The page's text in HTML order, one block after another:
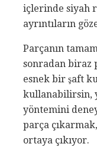
içlerinde siyah
ayrıntıların
Parçanın
sonradan biraz
esnek bir şaft
kullanabilirsin,
yöntemini
parça
ortaya çıkıyor.